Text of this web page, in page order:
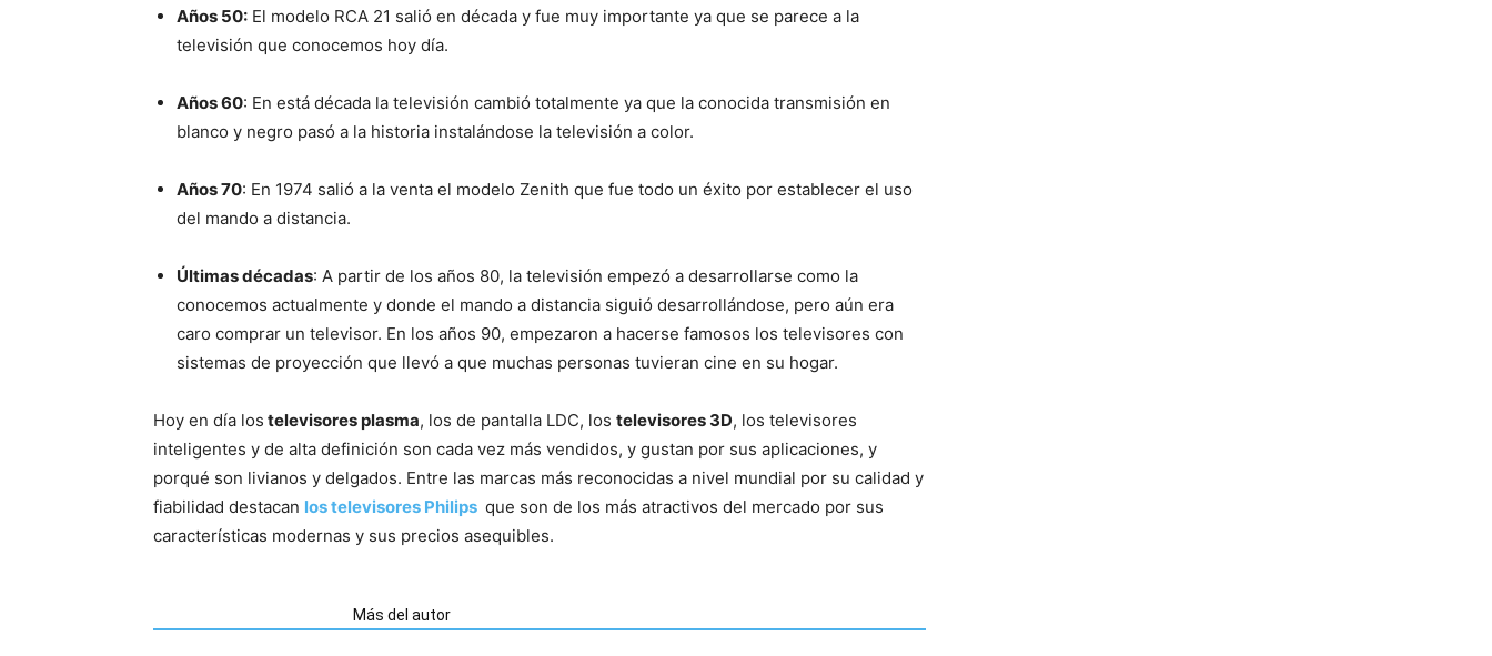
Años 50: El modelo RCA 21 salió en década y fue muy importante ya que se parece a la
televisión que conocemos hoy día.
Años 60: En está década la televisión cambió totalmente ya que la conocida transmisión en
blanco y negro pasó a la historia instalándose la televisión a color.
Años 70: En 1974 salió a la venta el modelo Zenith que fue todo un éxito por establecer el uso
del mando a distancia.
Últimas décadas: A partir de los años 80, la televisión empezó a desarrollarse como la
conocemos actualmente y donde el mando a distancia siguió desarrollándose, pero aún era
caro comprar un televisor. En los años 90, empezaron a hacerse famosos los televisores con
sistemas de proyección que llevó a que muchas personas tuvieran cine en su hogar.
Hoy en día los televisores plasma, los de pantalla LDC, los televisores 3D, los televisores
inteligentes y de alta definición son cada vez más vendidos, y gustan por sus aplicaciones, y
porqué son livianos y delgados. Entre las marcas más reconocidas a nivel mundial por su calidad y
fiabilidad destacan los televisores Philips que son de los más atractivos del mercado por sus
características modernas y sus precios asequibles.
Más del autor